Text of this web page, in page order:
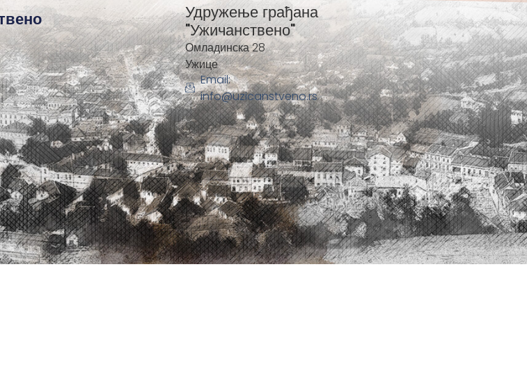
Удружење грађана
"Ужичанствено"
Омладинска 28
Ужице
Email:
info@uzicanstveno.rs